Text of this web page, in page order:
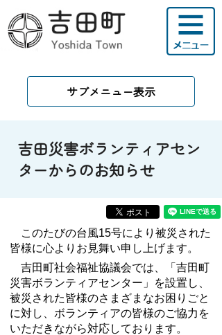
サブメニュー表示
吉田災害ボランティアセン
ターからのお知らせ
このたびの台風15号により被災された
皆様に心よりお見舞い申し上げます。
吉田町社会福祉協議会では、「吉田町
災害ボランティアセンター」を設置し、
被災された皆様のさまざまなお困りごと
に対し、ボランティアの皆様のご協力を
いただきながら対応しております。